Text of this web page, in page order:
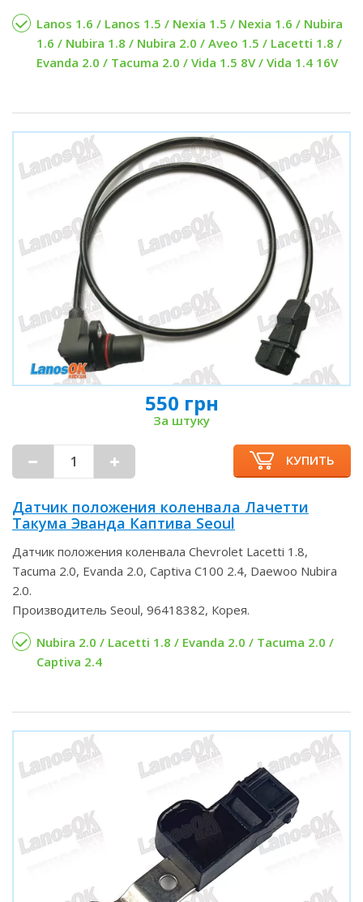
Lanos 1.6 / Lanos 1.5 / Nexia 1.5 / Nexia 1.6 / Nubira
1.6 / Nubira 1.8 / Nubira 2.0 / Aveo 1.5 / Lacetti 1.8 /
Evanda 2.0 / Tacuma 2.0 / Vida 1.5 8V / Vida 1.4 16V
550 грн
За штуку
КУПИТЬ
Датчик положения коленвала Лачетти
Такума Эванда Каптива Seoul
Датчик положения коленвала Chevrolet Lacetti 1.8,
Tacuma 2.0, Evanda 2.0, Captiva C100 2.4, Daewoo Nubira
2.0.
Производитель Seoul, 96418382, Корея.
Nubira 2.0 / Lacetti 1.8 / Evanda 2.0 / Tacuma 2.0 /
Captiva 2.4